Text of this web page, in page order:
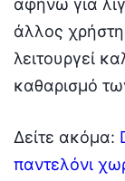
άλλος
λειτουργεί
καθαρισμό
Δείτε ακόμα:
παντελόνι